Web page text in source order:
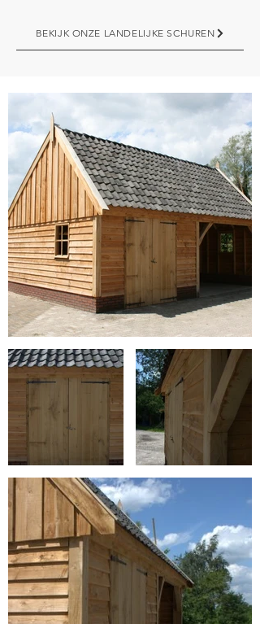
BEKIJK ONZE LANDELIJKE SCHUREN